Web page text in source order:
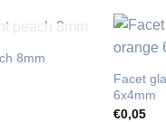
8mm
Facet
6x4mm
€0,05